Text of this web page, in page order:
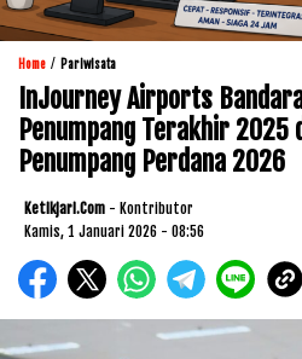
Home / Pariwisata
InJourney Airports
Penumpang Terakhir 2025
Penumpang Perdana 2026
Ketikjari.com - Kontributor
Kamis, 1 Januari 2026 - 08:56